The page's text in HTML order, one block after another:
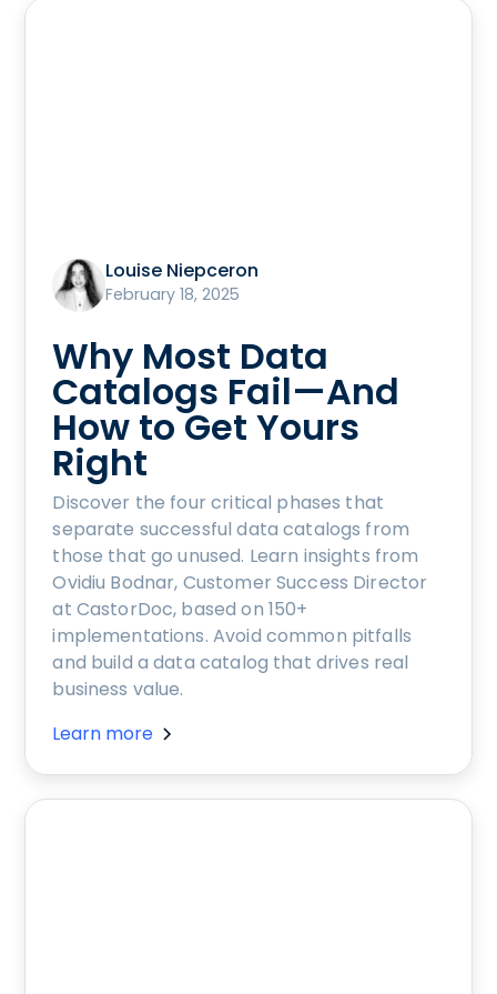
Louise Niepceron
February 18, 2025
Why Most Data
Catalogs Fail—And
How to Get Yours
Right
Discover the four critical phases that
separate successful data catalogs from
those that go unused. Learn insights from
Ovidiu Bodnar, Customer Success Director
at CastorDoc, based on 150+
implementations. Avoid common pitfalls
and build a data catalog that drives real
business value.
Learn more